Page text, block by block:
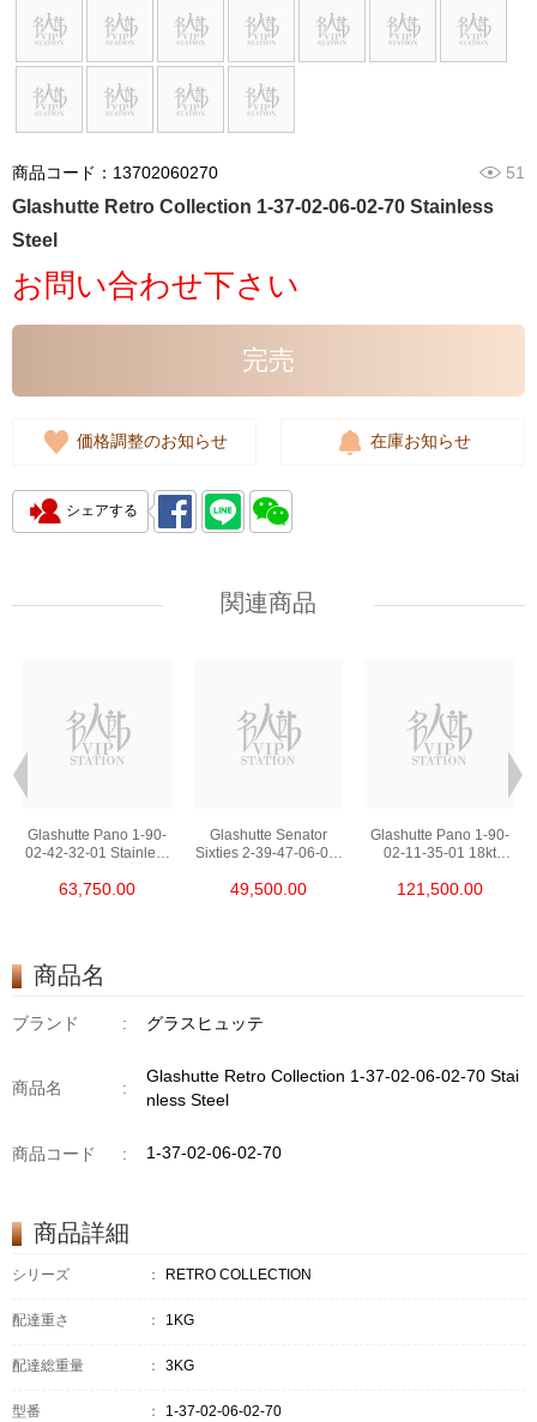
商品コード：13702060270 51
Glashutte Retro Collection 1-37-02-06-02-70 Stainless
Steel
お問い合わせ下さい
完売
価格調整のお知らせ 在庫お知らせ
シェアする
関連商品
Glashutte Pano 1-90-
02-42-32-01 Stainless
63,750.00
Glashutte Senator
Sixties 2-39-47-06-02-
49,500.00
Glashutte Pano 1-90-
02-11-35-01 18kt
121,500.00
商品名
ブランド : グラスヒュッテ
商品名 :
Glashutte Retro Collection 1-37-02-06-02-70 Stai
nless Steel
商品コード : 1-37-02-06-02-70
商品詳細
シリーズ ： RETRO COLLECTION
配達重さ ： 1KG
配達総重量 ： 3KG
型番 ： 1-37-02-06-02-70